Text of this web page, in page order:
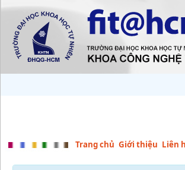
Trang chủ Giới thiệu Liên